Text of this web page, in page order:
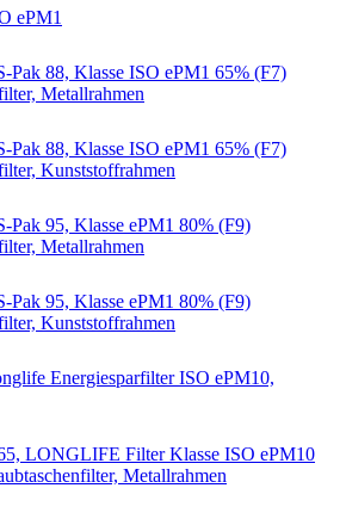
ePM1
Pak 88, Klasse ISO ePM1 65% (F7)
Metallrahmen
Pak 88, Klasse ISO ePM1 65% (F7)
Kunststoffrahmen
Pak 95, Klasse ePM1 80% (F9)
Metallrahmen
Pak 95, Klasse ePM1 80% (F9)
Kunststoffrahmen
Energiesparfilter ISO ePM10,
LONGLIFE Filter Klasse ISO ePM10
Metallrahmen